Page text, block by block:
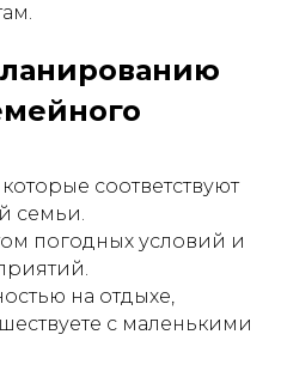
соответствуют
семьи.
погодных условий и
на отдыхе,
с маленькими